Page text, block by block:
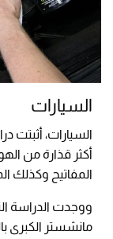
السيارات
السيارات، أثبتت
أكثر قذارة من
المفاتيح وكذلك
ووجدت الدراسة
مانشستر الكبرى